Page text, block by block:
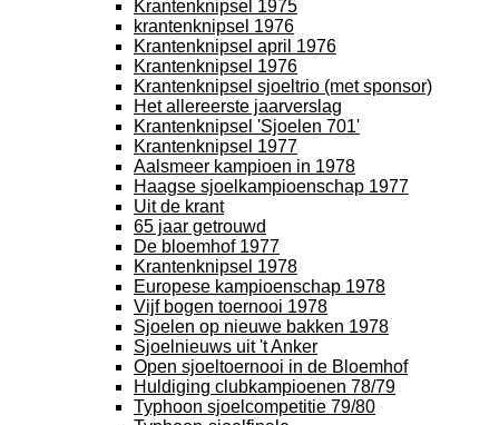
Krantenknipsel 1975
krantenknipsel 1976
Krantenknipsel april 1976
Krantenknipsel 1976
Krantenknipsel sjoeltrio (met sponsor)
Het allereerste jaarverslag
Krantenknipsel 'Sjoelen 701'
Krantenknipsel 1977
Aalsmeer kampioen in 1978
Haagse sjoelkampioenschap 1977
Uit de krant
65 jaar getrouwd
De bloemhof 1977
Krantenknipsel 1978
Europese kampioenschap 1978
Vijf bogen toernooi 1978
Sjoelen op nieuwe bakken 1978
Sjoelnieuws uit 't Anker
Open sjoeltoernooi in de Bloemhof
Huldiging clubkampioenen 78/79
Typhoon sjoelcompetitie 79/80